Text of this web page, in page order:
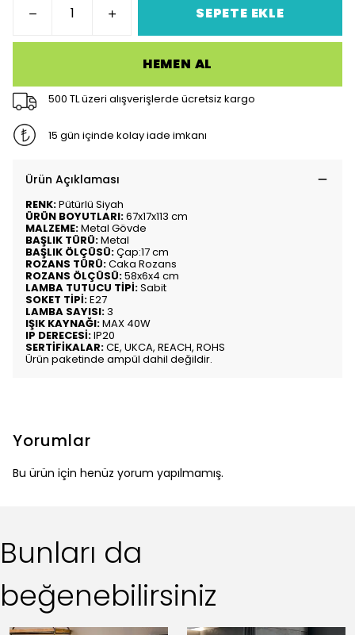
SEPETE EKLE
HEMEN AL
500 TL üzeri alışverişlerde ücretsiz kargo
15 gün içinde kolay iade imkanı
Ürün Açıklaması
RENK:Pütürlü Siyah
ÜRÜN BOYUTLARI:67x17x113 cm
MALZEME:Metal Gövde
BAŞLIK TÜRÜ:Metal
BAŞLIK ÖLÇÜSÜ:Çap:17 cm
ROZANS TÜRÜ:Caka Rozans
ROZANS ÖLÇÜSÜ:58x6x4 cm
LAMBA TUTUCU TİPİ:Sabit
SOKET TİPİ:E27
LAMBA SAYISI:3
IŞIK KAYNAĞI:MAX 40W
IP DERECESİ:IP20
SERTİFİKALAR:CE, UKCA, REACH, ROHS
Ürün paketinde ampül dahil değildir.
Yorumlar
Bu ürün için henüz yorum yapılmamış.
Bunları da
beğenebilirsiniz